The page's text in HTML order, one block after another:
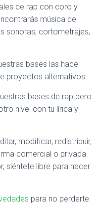
de rap con coro y
música de
sonoras, cortometrajes,
bases las hace
proyectos alternativos.
bases de rap pero
nivel con tu lírica y
modificar, redistribuir,
comercial o privada.
siéntete libre para hacer
para no perderte